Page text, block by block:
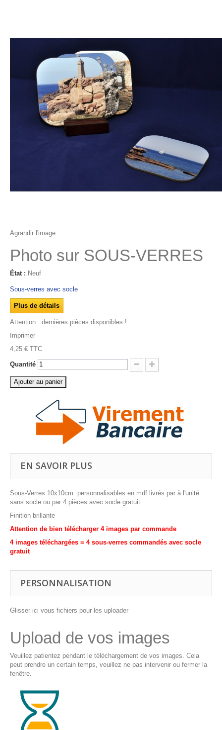
Agrandir l'image
Photo sur SOUS-VERRES
État : Neuf
Sous-verres avec socle
Plus de détails
Attention : dernières pièces disponibles !
Imprimer
4,25 € TTC
Quantité
Ajouter au panier
EN SAVOIR PLUS
Sous-Verres 10x10cm personnalisables en mdf livrés par à l'unité
sans socle ou par 4 pièces avec socle gratuit
Finition brillante
Attention de bien télécharger 4 images par commande
4 images téléchargées = 4 sous-verres commandés avec socle
gratuit
PERSONNALISATION
Glisser ici vous fichiers pour les uploader
Upload de vos images
Veuillez patientez pendant le téléchargement de vos images. Cela
peut prendre un certain temps, veuillez ne pas intervenir ou fermer la
fenêtre.